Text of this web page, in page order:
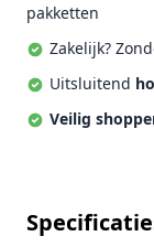
pakketten
Zakelijk?
Uitsluitend
Veilig